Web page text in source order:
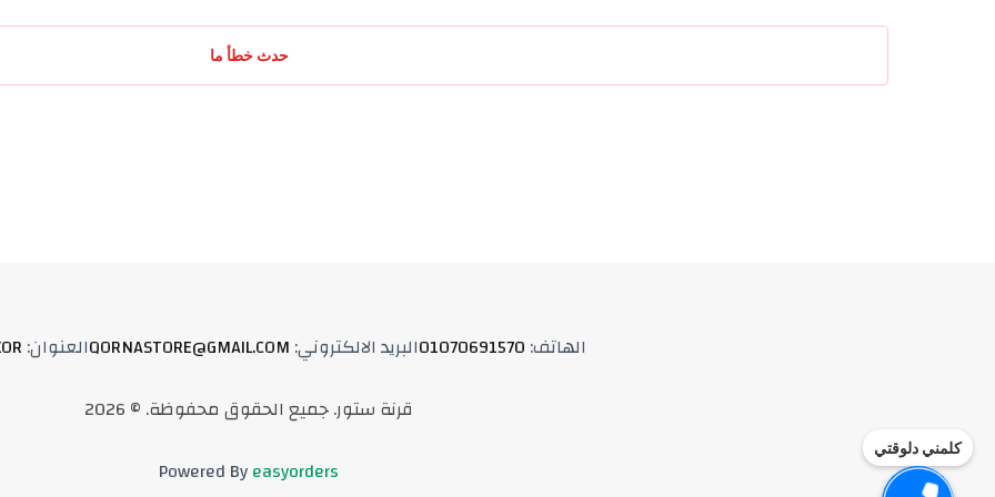
كلمني دلوقتي
حدث خطأ ما
الهاتف:
01070691570البريد الالكتروني:
QORNASTORE@GMAIL.COMالعنوان:
قرنة ستور.جميع الحقوق محفوظة. ©
2026
Powered Byeasyorders